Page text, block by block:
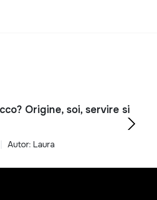
Origine, soi, servire si
Autor: Laura